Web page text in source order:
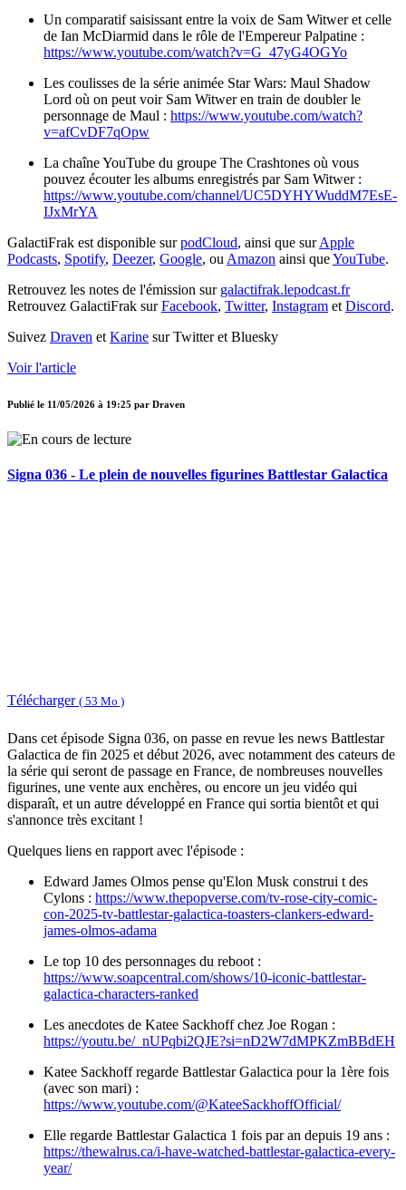
Un comparatif saisissant entre la voix de Sam Witwer et celle
de Ian McDiarmid dans le rôle de l'Empereur Palpatine :
https://www.youtube.com/watch?v=G_47yG4OGYo
Les coulisses de la série animée Star Wars: Maul Shadow
Lord où on peut voir Sam Witwer en train de doubler le
personnage de Maul : https://www.youtube.com/watch?
v=afCvDF7qOpw
La chaîne YouTube du groupe The Crashtones où vous
pouvez écouter les albums enregistrés par Sam Witwer :
https://www.youtube.com/channel/UC5DYHYWuddM7EsE-
IJxMrYA
GalactiFrak est disponible surpodCloud, ainsi que surApple
Podcasts, Spotify, Deezer, Google, ouAmazon ainsi queYouTube.
Retrouvez les notes de l'émission sur galactifrak.lepodcast.fr
Retrouvez GalactiFrak surFacebook, Twitter, Instagram etDiscord.
Suivez Draven etKarine sur Twitter et Bluesky
Voir l'article
Publié le 11/05/2026 à 19:25 par Draven
Signa 036 - Le plein de nouvelles figurines Battlestar Galactica
Télécharger ( 53 Mo )
Dans cet épisode Signa 036, on passe en revue les news Battlestar
Galactica de fin 2025 et début 2026, avec notamment des cateurs de
la série qui seront de passage en France, de nombreuses nouvelles
figurines, une vente aux enchères, ou encore un jeu vidéo qui
disparaît, et un autre développé en France qui sortia bientôt et qui
s'annonce très excitant !
Quelques liens en rapport avec l'épisode :
Edward James Olmos pense qu'Elon Musk construi t des
Cylons : https://www.thepopverse.com/tv-rose-city-comic-
con-2025-tv-battlestar-galactica-toasters-clankers-edward-
james-olmos-adama
Le top 10 des personnages du reboot :
https://www.soapcentral.com/shows/10-iconic-battlestar-
galactica-characters-ranked
Les anecdotes de Katee Sackhoff chez Joe Rogan :
https://youtu.be/_nUPqbi2QJE?si=nD2W7dMPKZmBBdEH
Katee Sackhoff regarde Battlestar Galactica pour la 1ère fois
(avec son mari) :
https://www.youtube.com/@KateeSackhoffOfficial/
Elle regarde Battlestar Galactica 1 fois par an depuis 19 ans :
https://thewalrus.ca/i-have-watched-battlestar-galactica-every-
year/